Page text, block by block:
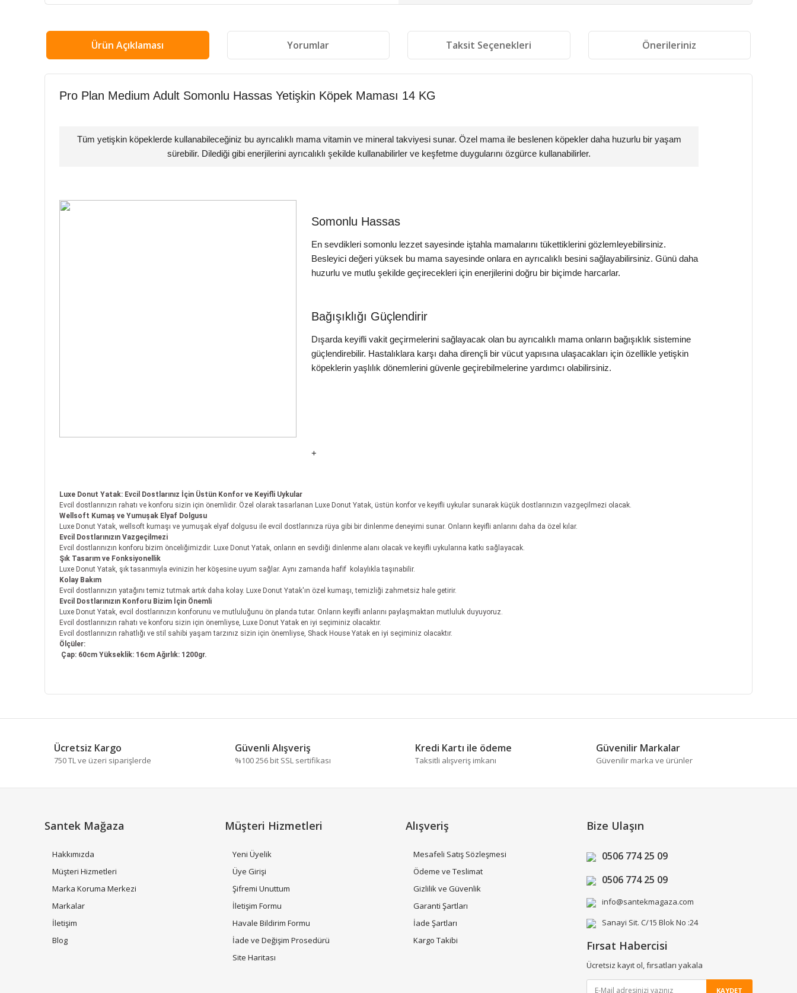
Ürün Açıklaması Yorumlar Taksit Seçenekleri Önerileriniz
Pro Plan Medium Adult Somonlu Hassas Yetişkin Köpek Maması 14 KG
Tüm yetişkin köpeklerde kullanabileceğiniz bu ayrıcalıklı mama vitamin ve mineral takviyesi sunar. Özel mama ile beslenen köpekler daha huzurlu bir yaşam
sürebilir. Dilediği gibi enerjilerini ayrıcalıklı şekilde kullanabilirler ve keşfetme duygularını özgürce kullanabilirler.
Somonlu Hassas
En sevdikleri somonlu lezzet sayesinde iştahla mamalarını tükettiklerini gözlemleyebilirsiniz.
Besleyici değeri yüksek bu mama sayesinde onlara en ayrıcalıklı besini sağlayabilirsiniz. Günü daha
huzurlu ve mutlu şekilde geçirecekleri için enerjilerini doğru bir biçimde harcarlar.
Bağışıklığı Güçlendirir
Dışarda keyifli vakit geçirmelerini sağlayacak olan bu ayrıcalıklı mama onların bağışıklık sistemine
güçlendirebilir. Hastalıklara karşı daha dirençli bir vücut yapısına ulaşacakları için özellikle yetişkin
köpeklerin yaşlılık dönemlerini güvenle geçirebilmelerine yardımcı olabilirsiniz.
+
Luxe Donut Yatak: Evcil Dostlarınız İçin Üstün Konfor ve Keyifli Uykular
Evcil dostlarınızın rahatı ve konforu sizin için önemlidir. Özel olarak tasarlanan Luxe Donut Yatak, üstün konfor ve keyifli uykular sunarak küçük dostlarınızın vazgeçilmezi olacak.
Wellsoft Kumaş ve Yumuşak Elyaf Dolgusu
Luxe Donut Yatak, wellsoft kumaşı ve yumuşak elyaf dolgusu ile evcil dostlarınıza rüya gibi bir dinlenme deneyimi sunar. Onların keyifli anlarını daha da özel kılar.
Evcil Dostlarınızın Vazgeçilmezi
Evcil dostlarınızın konforu bizim önceliğimizdir. Luxe Donut Yatak, onların en sevdiği dinlenme alanı olacak ve keyifli uykularına katkı sağlayacak.
Şık Tasarım ve Fonksiyonellik
Luxe Donut Yatak, şık tasarımıyla evinizin her köşesine uyum sağlar. Aynı zamanda hafif kolaylıkla taşınabilir.
Kolay Bakım
Evcil dostlarınızın yatağını temiz tutmak artık daha kolay. Luxe Donut Yatak'ın özel kumaşı, temizliği zahmetsiz hale getirir.
Evcil Dostlarınızın Konforu Bizim İçin Önemli
Luxe Donut Yatak, evcil dostlarınızın konforunu ve mutluluğunu ön planda tutar. Onların keyifli anlarını paylaşmaktan mutluluk duyuyoruz.
Evcil dostlarınızın rahatı ve konforu sizin için önemliyse, Luxe Donut Yatak en iyi seçiminiz olacaktır.
Evcil dostlarınızın rahatlığı ve stil sahibi yaşam tarzınız sizin için önemliyse, Shack House Yatak en iyi seçiminiz olacaktır.
Ölçüler:
Çap: 60cm Yükseklik: 16cm Ağırlık: 1200gr.
Ürün resmi kalitesiz, bozuk veya görüntülenemiyor.
Ürün bilgilerinde hatalar bulunuyor.
Bu ürüne benzer farklı alternatifler olmalı.
Ücretsiz Kargo
750 TL ve üzeri siparişlerde
Güvenli Alışveriş
%100 256 bit SSL sertifikası
Kredi Kartı ile ödeme
Taksitli alışveriş imkanı
Güvenilir Markalar
Güvenilir marka ve ürünler
Santek Mağaza
Hakkımızda
Müşteri Hizmetleri
Marka Koruma Merkezi
Markalar
İletişim
Blog
Müşteri Hizmetleri
Yeni Üyelik
Üye Girişi
Şifremi Unuttum
İletişim Formu
Havale Bildirim Formu
İade ve Değişim Prosedürü
Site Haritası
Alışveriş
Mesafeli Satış Sözleşmesi
Ödeme ve Teslimat
Gizlilik ve Güvenlik
Garanti Şartları
İade Şartları
Kargo Takibi
Bize Ulaşın
0506 774 25 09
0506 774 25 09
info@santekmagaza.com
Sanayi Sit. C/15 Blok No :24
Fırsat Habercisi
Ücretsiz kayıt ol, fırsatları yakala
KAYDET